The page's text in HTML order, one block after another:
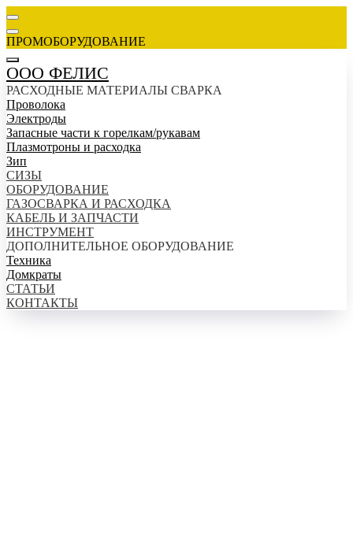
ПРОМОБОРУДОВАНИЕ
ООО ФЕЛИС
РАСХОДНЫЕ МАТЕРИАЛЫ СВАРКА
Проволока
Электроды
Запасные части к горелкам/рукавам
Плазмотроны и расходка
Зип
СИЗЫ
ОБОРУДОВАНИЕ
ГАЗОСВАРКА И РАСХОДКА
КАБЕЛЬ И ЗАПЧАСТИ
ИНСТРУМЕНТ
ДОПОЛНИТЕЛЬНОЕ ОБОРУДОВАНИЕ
Техника
Домкраты
СТАТЬИ
КОНТАКТЫ